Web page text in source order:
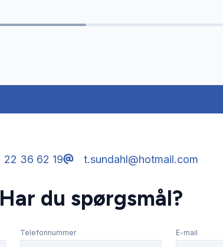
22 36 62 19 t.sundahl@hotmail.com
Har du spørgsmål?
Telefonnummer E-mail